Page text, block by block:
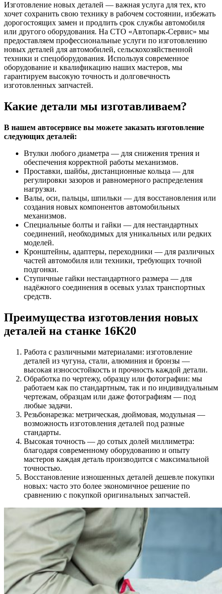
Изготовление новых деталей — важная услуга для тех, кто
хочет сохранить свою технику в рабочем состоянии, избежать
дорогостоящих замен и продлить срок службы автомобиля
или другого оборудования. На СТО «Автопарк-Сервис» мы
предоставляем профессиональные услуги по изготовлению
новых деталей для автомобилей, сельскохозяйственной
техники и спецоборудования. Используя современное
оборудование и квалификацию наших мастеров, мы
гарантируем высокую точность и долговечность
изготовленных запчастей.
Какие детали мы изготавливаем?
В нашем автосервисе вы можете заказать изготовление
следующих деталей:
Втулки любого диаметра — для снижения трения и
обеспечения корректной работы механизмов.
Проставки, шайбы, дистанционные кольца — для
регулировки зазоров и равномерного распределения
нагрузки.
Валы, оси, пальцы, шпильки — для восстановления или
создания новых компонентов автомобильных
механизмов.
Специальные болты и гайки — для нестандартных
соединений, необходимых для уникальных или редких
моделей.
Кронштейны, адаптеры, переходники — для различных
частей автомобиля или техники, требующих точной
подгонки.
Ступичные гайки нестандартного размера — для
надёжного соединения в осевых узлах транспортных
средств.
Преимущества изготовления новых
деталей на станке 16К20
Работа с различными материалами: изготовление
деталей из чугуна, стали, алюминия и бронзы —
высокая износостойкость и прочность каждой детали.
Обработка по чертежу, образцу или фотографии: мы
работаем как по стандартным, так и по индивидуальным
чертежам, образцам или даже фотографиям — под
любые задачи.
Резьбонарезка: метрическая, дюймовая, модульная —
возможность изготовления деталей под разные
стандарты.
Высокая точность — до сотых долей миллиметра:
благодаря современному оборудованию и опыту
мастеров каждая деталь производится с максимальной
точностью.
Восстановление изношенных деталей дешевле покупки
новых: часто это более экономичное решение по
сравнению с покупкой оригинальных запчастей.